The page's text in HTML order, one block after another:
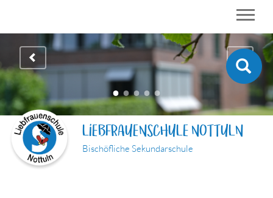
LIEBFRAUENSCHULE NOTTULN
Bischöfliche Sekundarschule